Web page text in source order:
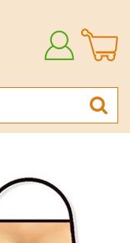
Prihlásiť